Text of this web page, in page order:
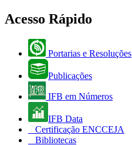
Acesso Rápido
Portarias e Resoluções
Publicações
IFB em Números
IFB Data
Certificação ENCCEJA
Bibliotecas